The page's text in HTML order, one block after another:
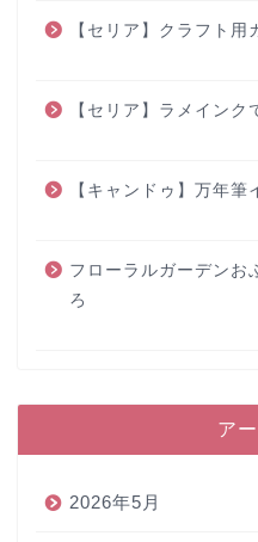
【セリア】クラフト用
【セリア】ラメインク
【キャンドゥ】万年筆
フローラルガーデンお
ろ
ア
2026年5月